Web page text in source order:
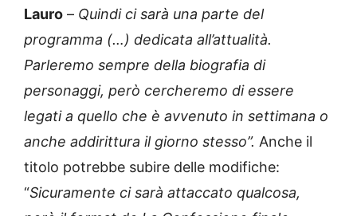
Lauro – Quindi ci sarà una parte del
programma (…) dedicata all’attualità.
Parleremo sempre della biografia di
personaggi, però cercheremo di essere
legati a quello che è avvenuto in settimana o
anche addirittura il giorno stesso”. Anche il
titolo potrebbe subire delle modifiche:
“Sicuramente ci sarà attaccato qualcosa,